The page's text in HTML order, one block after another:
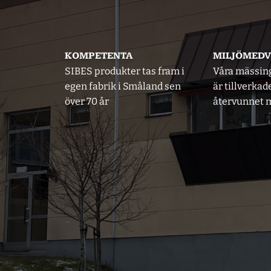
KOMPETENTA
SIBES produkter tas fram i
egen fabrik i Småland sen
över 70 år
Våra
är
återvunnet